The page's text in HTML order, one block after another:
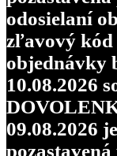
odosielaní
zľavový
objednávky
10.08.2026
09.08.2026